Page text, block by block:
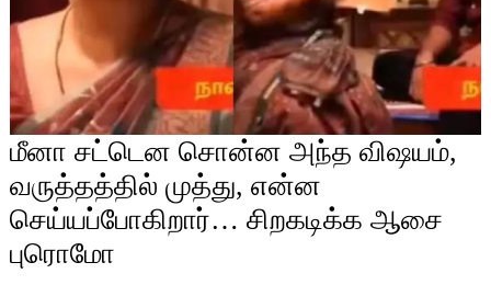
மீனா சட்டென சொன்ன அந்த விஷயம்,
வருத்தத்தில் முத்து, என்ன
செய்யப்போகிறார்… சிறகடிக்க ஆசை
புரொமோ